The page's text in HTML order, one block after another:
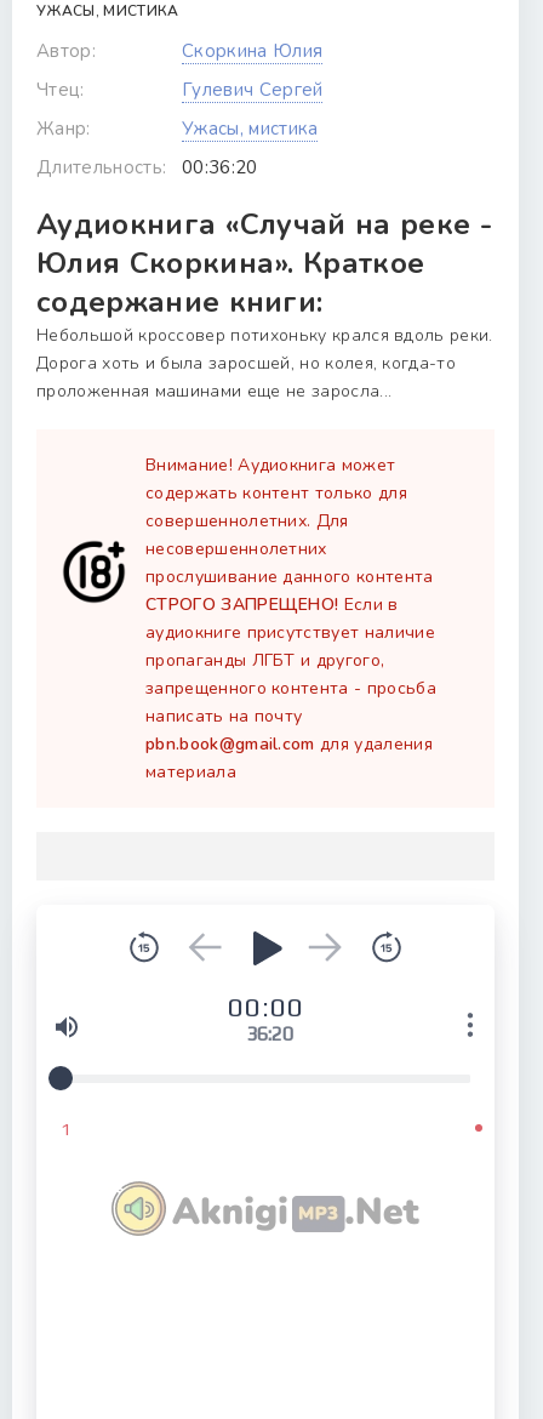
УЖАСЫ, МИСТИКА
Автор:
Скоркина Юлия
Чтец:
Гулевич Сергей
Жанр:
Ужасы, мистика
Длительность:
00:36:20
Аудиокнига «Случай на реке -
Юлия Скоркина». Краткое
содержание книги:
Небольшой кроссовер потихоньку крался вдоль реки.
Дорога хоть и была заросшей, но колея, когда-то
проложенная машинами еще не заросла...
Внимание! Аудиокнига может
содержать контент только для
совершеннолетних. Для
несовершеннолетних
прослушивание данного контента
СТРОГО ЗАПРЕЩЕНО! Если в
аудиокниге присутствует наличие
пропаганды ЛГБТ и другого,
запрещенного контента - просьба
написать на почту
pbn.book@gmail.com для удаления
материала
00:00
36:20
1